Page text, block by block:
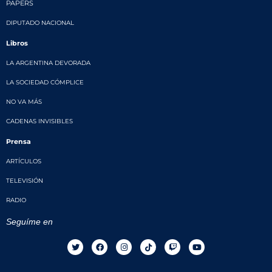
PAPERS
DIPUTADO NACIONAL
Libros
LA ARGENTINA DEVORADA
LA SOCIEDAD CÓMPLICE
NO VA MÁS
CADENAS INVISIBLES
Prensa
ARTÍCULOS
TELEVISIÓN
RADIO
Seguíme en
T
w
i
F
a
c
I
n
s
T
i
k
T
w
i
Y
o
u